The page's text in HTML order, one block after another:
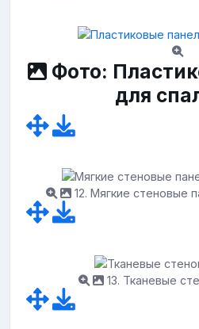
Фото:
для
12. Мягкие стеновые
13. Тканевые